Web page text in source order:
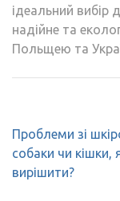
ідеальний вибір
надійне та
Польщею та
Навігація
записів
Проблеми зі
собаки чи кішки,
вирішити?